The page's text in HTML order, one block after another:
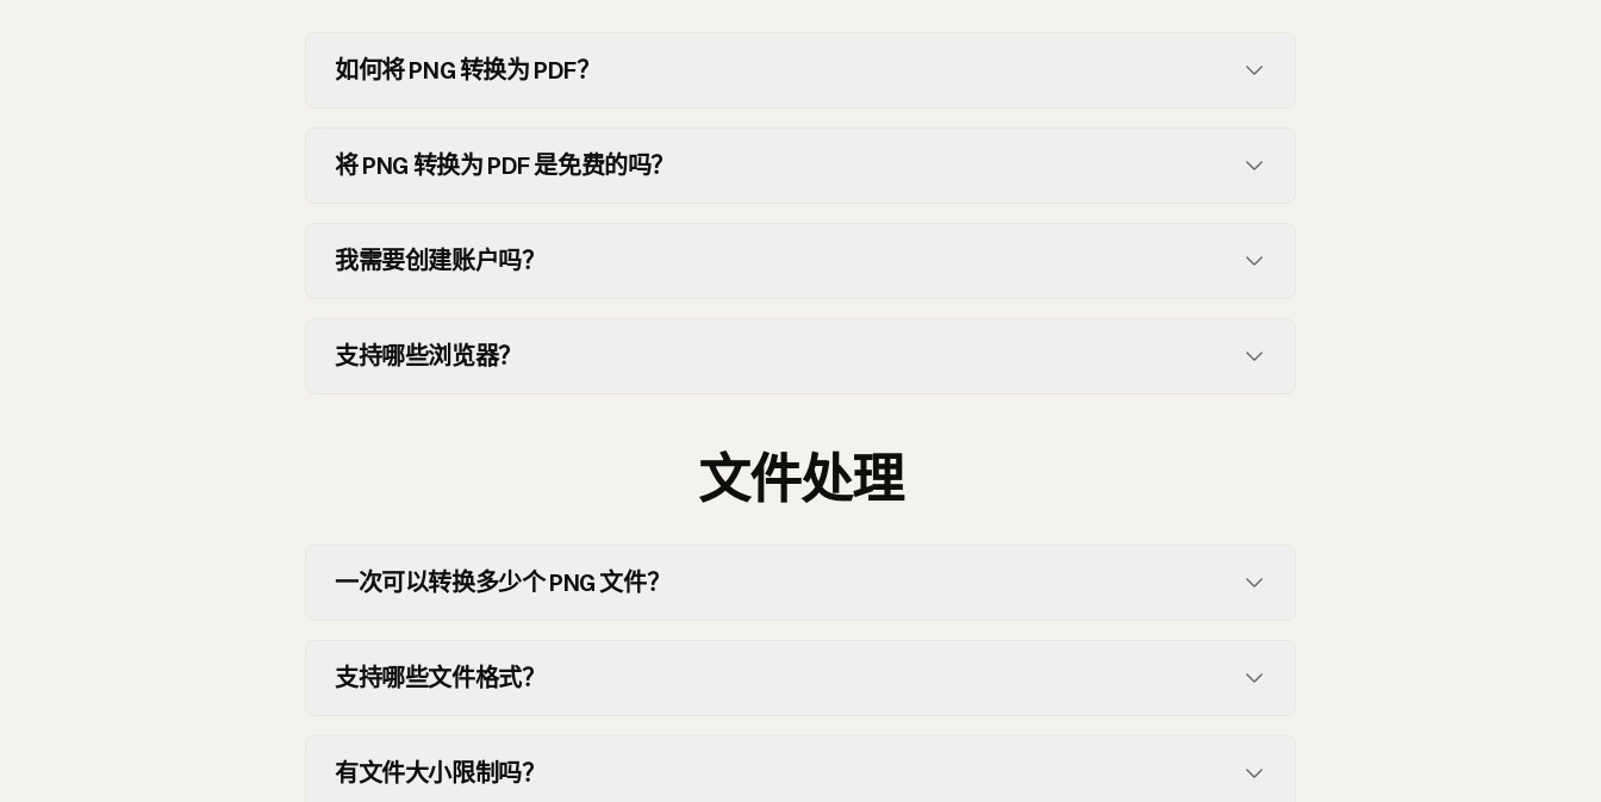
如何将 PNG 转换为 PDF？
将 PNG 转换为 PDF 是免费的吗？
我需要创建账户吗？
支持哪些浏览器？
文件处理
一次可以转换多少个 PNG 文件？
支持哪些文件格式？
有文件大小限制吗？